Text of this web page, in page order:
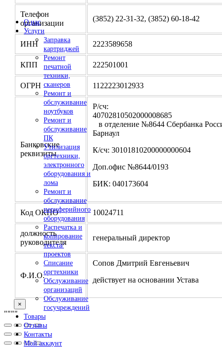
О нас
Услуги
Заправка
картриджей
Ремонт
печатной
техники,
сканеров
Ремонт и
обслуживание
ноутбуков
Ремонт и
обслуживание
ПК
Утилизация
оргтехники,
электронного
оборудования и
лома
Ремонт и
обслуживание
периферийного
оборудования
Распечатка и
копирование
текста/
проектов
Списание
оргтехники
Обслуживание
организаций
Обслуживание
госучреждений
Товары
Отзывы
Контакты
Мой аккаунт
Телефон
организации
(3852) 22-31-32, (3852) 60-18-42
ИНН 2223589658
КПП 222501001
ОГРН 1122223012933
Банковские
реквизиты
Р/сч:
в отделение №8644 Сбербанка
Барнаул
К/сч: 30101810200000000604
Доп.офис №8644/0193
БИК: 040173604
Код ОКПО 10024711
должность
руководителя
генеральный директор
Ф.И.О.
Сопов Дмитрий Евгеньевич
действует на основании Устава
×
""""